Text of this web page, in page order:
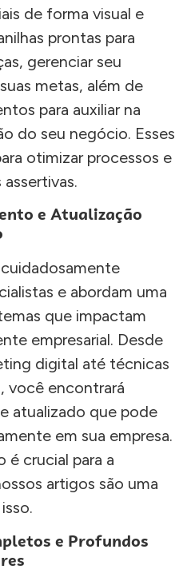
de forma visual e
prontas para
gerenciar seu
metas, além de
para auxiliar na
do seu negócio. Esses
otimizar processos e
e Atualização
e abordam uma
que impactam
empresarial. Desde
digital até técnicas
você encontrará
atualizado que pode
em sua empresa.
é crucial para a
artigos são uma
e Profundos